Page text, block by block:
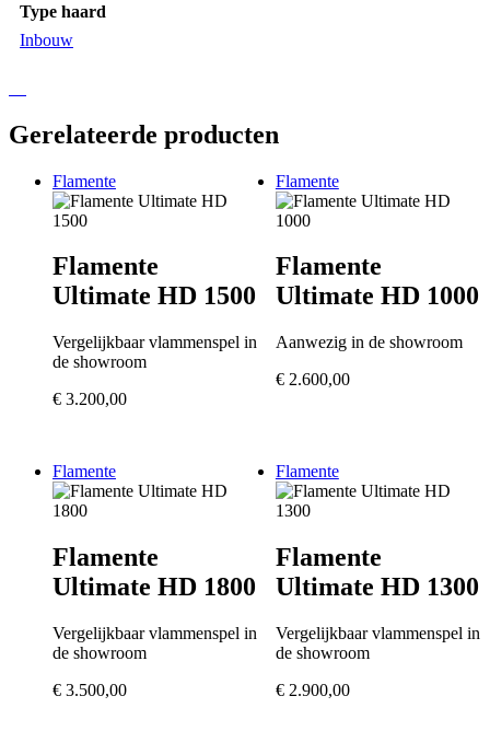
Type haard
Inbouw
Gerelateerde producten
Flamente
Flamente
Ultimate HD 1500
Vergelijkbaar vlammenspel in
de showroom
€ 3.200,00
Flamente
Flamente
Ultimate HD 1000
Aanwezig in de showroom
€2.600,00
Flamente
Flamente
Ultimate HD 1800
Vergelijkbaar vlammenspel in
de showroom
€ 3.500,00
Flamente
Flamente
Ultimate HD 1300
Vergelijkbaar vlammenspel in
de showroom
€2.900,00